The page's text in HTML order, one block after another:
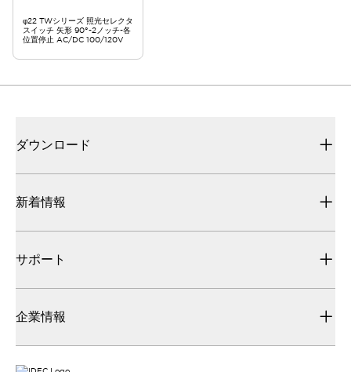
φ22 TWシリーズ 照光セレクタ
スイッチ 矢形 90°-2ノッチ-各
位置停止 AC/DC 100/120V
ダウンロード
新着情報
サポート
企業情報